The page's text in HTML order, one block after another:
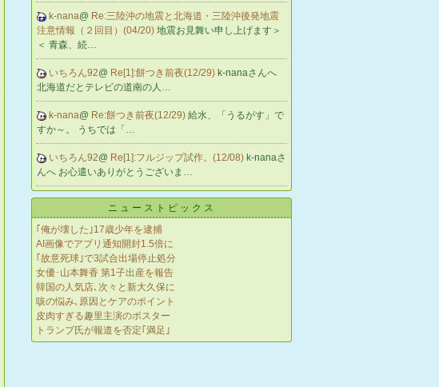
k-nana@ Re:三陸沖の地震と北海道・三陸沖後発地震
注意情報（２回目）(04/20) 地震お見舞い申し上げます＞
＜ 青森、続…
いちろん92@ Re[1]:餅つき前夜(12/29) k-nanaさんへ
北海道だとテレビの道南の人…
k-nana@ Re:餅つき前夜(12/29) 給水、「うるがす」で
すか～。 うちでは「…
いちろん92@ Re[1]:フルジップ試作。(12/08) k-nanaさ
んへ お心遣いありがとうございま…
ニューストピックス
｢俺が壊した｣17歳少年を逮捕
AI画像でアプリ通知開封1.5倍に
｢故意死球｣で3試合出場停止処分
女優･山本舞香 第1子出産を報告
韓国の人気店､次々と新大久保に
咳の悩み､原因とケアのポイント
皮肉すぎる趣里主演のポスター
トランプ氏が報道を否定｢満足｣